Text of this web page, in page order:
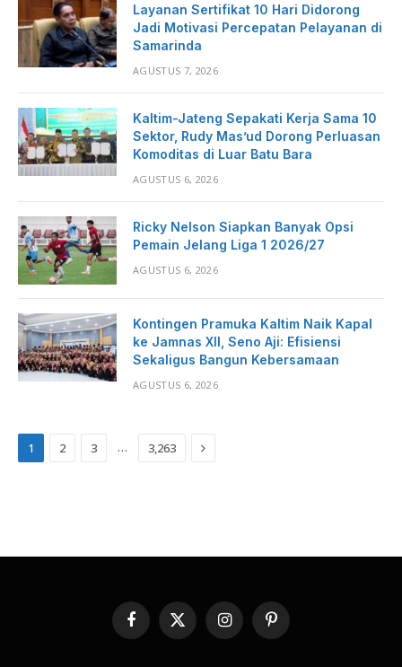
Layanan Sertifikat 10 Hari Didorong
Jadi Motivasi Percepatan Pelayanan di
Samarinda
AGUSTUS 7, 2026
Kaltim-Jateng Sepakati Kerja Sama 10
Sektor, Rudy Mas’ud Dorong Perluasan
Komoditas di Luar Batu Bara
AGUSTUS 6, 2026
Ricky Nelson Siapkan Banyak Opsi
Pemain Jelang Liga 1 2026/27
AGUSTUS 6, 2026
Kontingen Pramuka Kaltim Naik Kapal
ke Jamnas XII, Seno Aji: Efisiensi
Sekaligus Bangun Kebersamaan
AGUSTUS 6, 2026
1 2 3 … 3,263 Next
Facebook
X
(Twitter)
InstagramPinterest